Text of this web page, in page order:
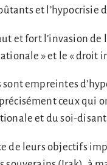
et l’hypocrisie
et fort l’invasion de
» et le « droit
sont empreintes
ceux qui
et du soi-
de leurs objectifs